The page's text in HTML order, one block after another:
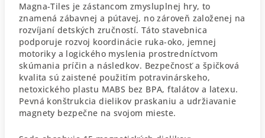
Magna-Tiles je zástancom zmysluplnej hry, to
znamená zábavnej a pútavej, no zároveň založenej na
rozvíjaní detských zručností. Táto stavebnica
podporuje rozvoj koordinácie ruka-oko, jemnej
motoriky a logického myslenia prostredníctvom
skúmania príčin a následkov. Bezpečnosť a špičková
kvalita sú zaistené použitím potravinárskeho,
netoxického plastu MABS bez BPA, ftalátov a latexu.
Pevná konštrukcia dielikov praskaniu a udržiavanie
magnety bezpečne na svojom mieste.